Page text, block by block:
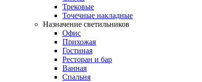
Трековые
Точечные накладные
Назначение светильников
Офис
Прихожая
Гостиная
Ресторан и бар
Ванная
Спальня